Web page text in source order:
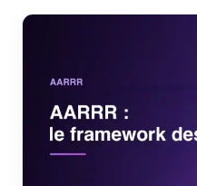
Discutons